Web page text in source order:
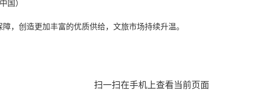
）
，创造更加丰富的优质供给，文旅市场持续升温。
扫一扫在手机上查看当前页面